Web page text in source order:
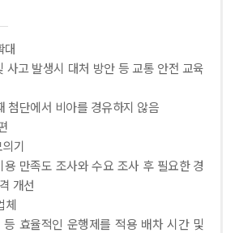
대
사고 발생시 대처 방안 등 교통 안전 교육
첨단에서 비아를 경유하지 않음
기
만족도 조사와 수요 조사 후 필요한 경
개선
체
효율적인 운행제를 적용 배차 시간 및